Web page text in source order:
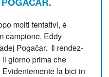
molti tentativi, è
campione, Eddy
Pogačar. Il rendez-
giorno prima che
la bici in